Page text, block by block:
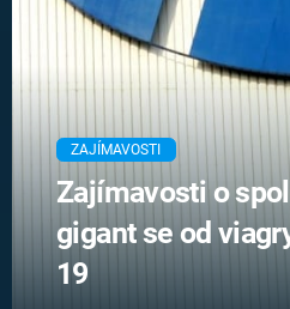
KRÁLOVSKÁ
RODINA
ZAJÍMAVOSTI
Zajímavosti o
gigant se od
19